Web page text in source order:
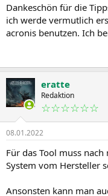
Dankeschön für die
ich werde vermutlich
acronis benutzen. Ich
eratte
Redaktion
☆☆☆☆☆☆
08.01.2022
Für das Tool muss
System vom Hersteller
Ansonsten kann man